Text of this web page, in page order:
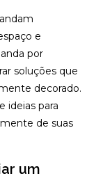
e
por
soluções que
decorado.
ideias para
de suas
um